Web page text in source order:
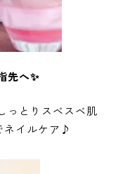
先へ✨
っとりスベスベ肌
ネイルケア♪